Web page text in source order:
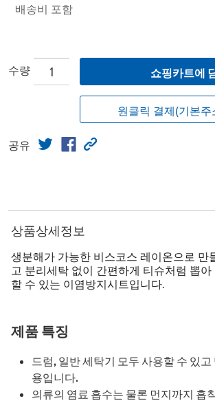
배송비 포함
수량 쇼핑카트에
원클릭 결제(기본주
공유
상품상세정보
생분해가 가능한 비스코스 레이온으로 만
고 분리세탁 없이 간편하게 티슈처럼 뽑
할 수 있는 이염방지시트입니다.
제품 특징
드럼, 일반 세탁기 모두 사용할 수 있고
용입니다.
의류의 염료 흡수는 물론 먼지까지 흡